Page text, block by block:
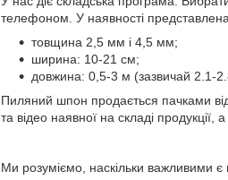
телефоном. У наявності
товщина 2,5 мм і 4,5 мм;
ширина: 10-21 см;
довжина: 0,5-3 м (зазвичай 2.1-
Пиляний шпон продається пачками
та відео наявної на складі
Ми розуміємо, наскільки важливими